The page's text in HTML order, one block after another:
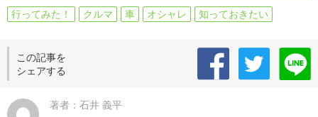
行ってみた！ クルマ 車 オシャレ 知っておきたい
この記事を
シェアする
著者：石井 義平